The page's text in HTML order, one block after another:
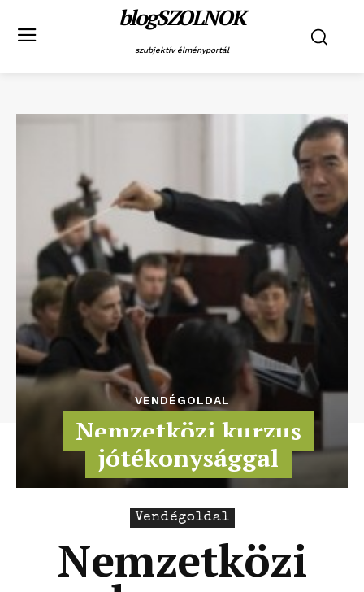
blogSZOLNOK
szubjektív élményportál
VENDÉGOLDAL
Nemzetközi kurzus
jótékonysággal
Vendégoldal
Nemzetközi